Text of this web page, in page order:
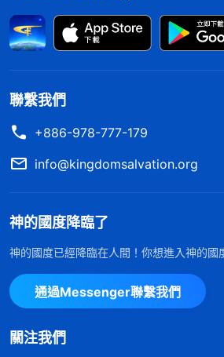
賢妻良母的標準。每一個女性也
就覺得良心過不去，對不起自己
得自己不是個好女人。當你信神
話，明白了一些真理也看透了一
費』，這時候你盡受造之物的本
盡本分，你想全時間盡本分就不
候你怎麽辦？你如果選擇盡好本
任、為神盡上忠心，那你就得放
你心裏會怎麽想？你的思想裏會
聯繫我們
+886-978-777-179
info@kingdomsalvation.org
神的國度降臨了
神的國度已經降臨在人間！你想進入神的國
通過Messenger聯繫我們
關注我們